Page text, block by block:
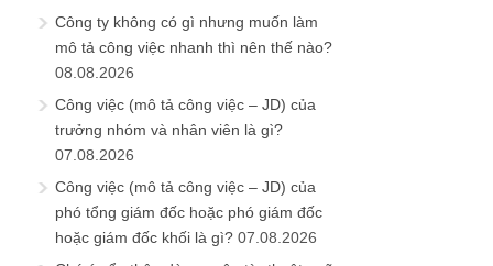
Công ty không có gì nhưng muốn làm
mô tả công việc nhanh thì nên thế nào?
08.08.2026
Công việc (mô tả công việc – JD) của
trưởng nhóm và nhân viên là gì?
07.08.2026
Công việc (mô tả công việc – JD) của
phó tổng giám đốc hoặc phó giám đốc
hoặc giám đốc khối là gì? 07.08.2026